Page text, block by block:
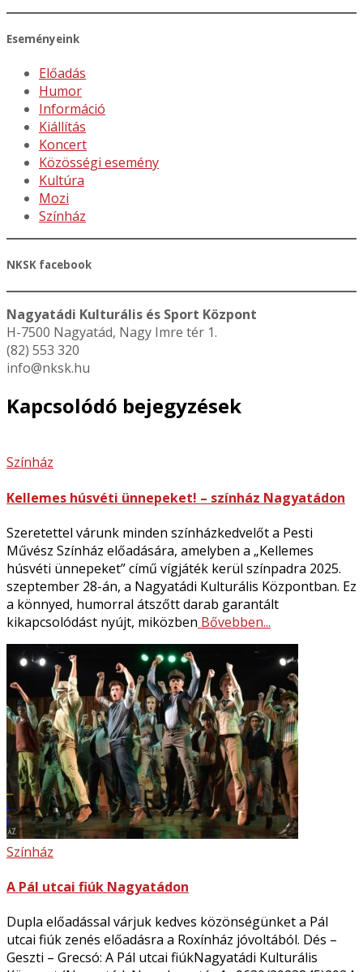
Eseményeink
Előadás
Humor
Információ
Kiállítás
Koncert
Közösségi esemény
Kultúra
Mozi
Színház
NKSK facebook
Nagyatádi Kulturális és Sport Központ
H-7500 Nagyatád, Nagy Imre tér 1.
(82) 553 320
info@nksk.hu
Kapcsolódó bejegyzések
Színház
Kellemes húsvéti ünnepeket! – színház Nagyatádon
Szeretettel várunk minden színházkedvelőt a Pesti
Művész Színház előadására, amelyben a „Kellemes
húsvéti ünnepeket” című vígjáték kerül színpadra 2025.
szeptember 28-án, a Nagyatádi Kulturális Központban. Ez
a könnyed, humorral átszőtt darab garantált
kikapcsolódást nyújt, miközben Bővebben...
Színház
A Pál utcai fiúk Nagyatádon
Dupla előadással várjuk kedves közönségünket a Pál
utcai fiúk zenés előadásra a Roxínház jóvoltából. Dés –
Geszti – Grecsó: A Pál utcai fiúkNagyatádi Kulturális